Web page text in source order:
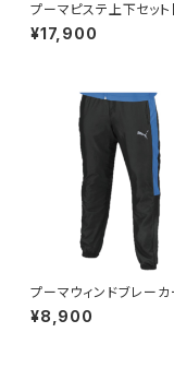
プーマピステ上下セット
～4XL】※受注生産（納
月）
¥17,900
プーマウィンドブレーカ
【キッズ130～160】※受
（納期約2か月）
¥8,900